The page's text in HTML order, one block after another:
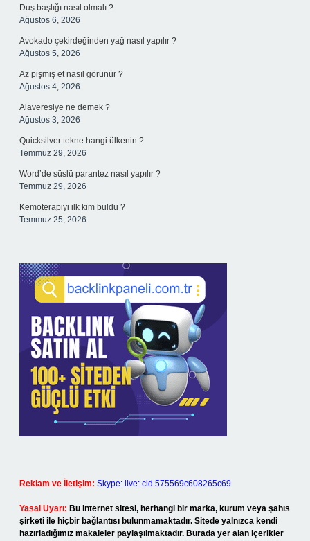
Duş başlığı nasıl olmalı ?
Ağustos 6, 2026
Avokado çekirdeğinden yağ nasıl yapılır ?
Ağustos 5, 2026
Az pişmiş et nasıl görünür ?
Ağustos 4, 2026
Alaveresiye ne demek ?
Ağustos 3, 2026
Quicksilver tekne hangi ülkenin ?
Temmuz 29, 2026
Word’de süslü parantez nasıl yapılır ?
Temmuz 29, 2026
Kemoterapiyi ilk kim buldu ?
Temmuz 25, 2026
Reklam ve İletişim: Skype: live:.cid.575569c608265c69
Yasal Uyarı: Bu internet sitesi, herhangi bir marka, kurum veya şahıs
şirketi ile hiçbir bağlantısı bulunmamaktadır. Sitede yalnızca kendi
hazırladığımız makaleler paylaşılmaktadır. Burada yer alan içerikler